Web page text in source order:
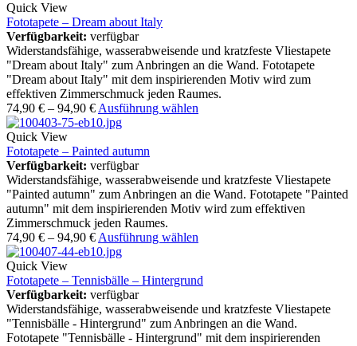
Quick View
Fototapete – Dream about Italy
Verfügbarkeit: verfügbar
Widerstandsfähige, wasserabweisende und kratzfeste Vliestapete
"Dream about Italy" zum Anbringen an die Wand. Fototapete
"Dream about Italy" mit dem inspirierenden Motiv wird zum
effektiven Zimmerschmuck jeden Raumes.
74,90 € – 94,90 € Ausführung wählen
Quick View
Fototapete – Painted autumn
Verfügbarkeit: verfügbar
Widerstandsfähige, wasserabweisende und kratzfeste Vliestapete
"Painted autumn" zum Anbringen an die Wand. Fototapete "Painted
autumn" mit dem inspirierenden Motiv wird zum effektiven
Zimmerschmuck jeden Raumes.
74,90 € – 94,90 € Ausführung wählen
Quick View
Fototapete – Tennisbälle – Hintergrund
Verfügbarkeit: verfügbar
Widerstandsfähige, wasserabweisende und kratzfeste Vliestapete
"Tennisbälle - Hintergrund" zum Anbringen an die Wand.
Fototapete "Tennisbälle - Hintergrund" mit dem inspirierenden